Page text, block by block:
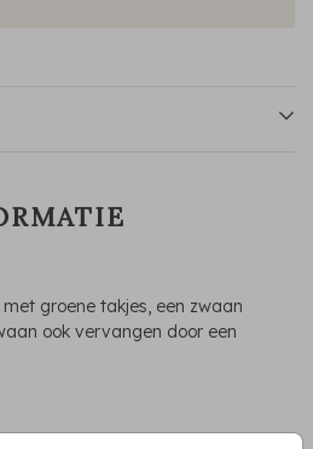
groene takjes, een zwaan
ook vervangen door een